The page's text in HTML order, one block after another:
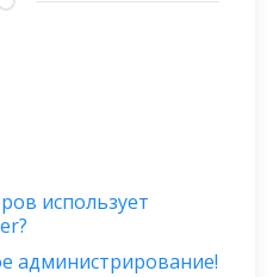
использует
администрирование!